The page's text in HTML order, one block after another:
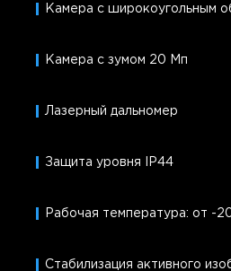
Камера с широкоугольным
Камера с зумом 20 Мп
Лазерный дальномер
Защита уровня IP44
Рабочая температура: от -
Стабилизация активного